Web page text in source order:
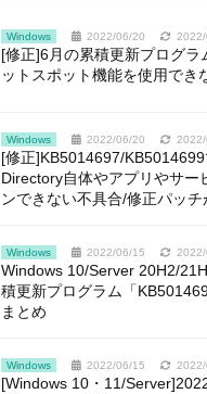
Windows 2022/06/20
[修正]6月の累積更新プログラ
ットスポット機能を使用でき
Windows 2022/06/20
[修正]KB5014697/
Directory自体やアプリやサー
ンできない不具合/修正パッチ
Windows 2022/06/15
Windows 10/Server 20H2/
積更新プログラム「
まとめ
Windows 2022/06/15
[Windows 10・11/